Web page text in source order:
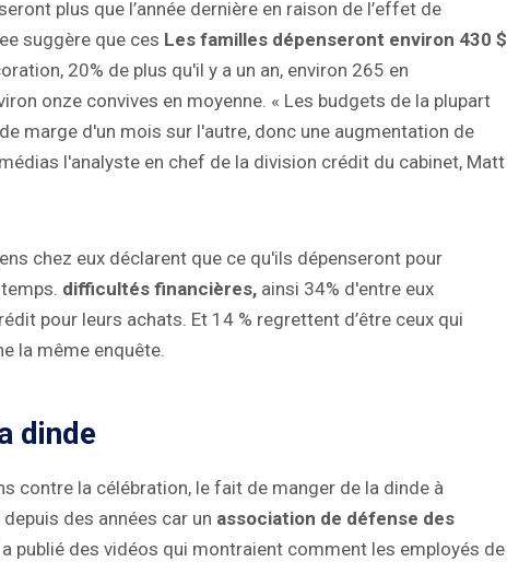
plus que l’année dernière en raison de l’effet de
suggère que ces Les familles dépenseront environ 430 $
20% de plus qu'il y a un an, environ 265 en
onze convives en moyenne. « Les budgets de la plupart
marge d'un mois sur l'autre, donc une augmentation de
l'analyste en chef de la division crédit du cabinet, Matt
chez eux déclarent que ce qu'ils dépenseront pour
difficultés financières, ainsi 34% d'entre eux
pour leurs achats. Et 14 % regrettent d’être ceux qui
la même enquête.
dinde
contre la célébration, le fait de manger de la dinde à
des années car un association de défense des
a publié des vidéos qui montraient comment les employés de